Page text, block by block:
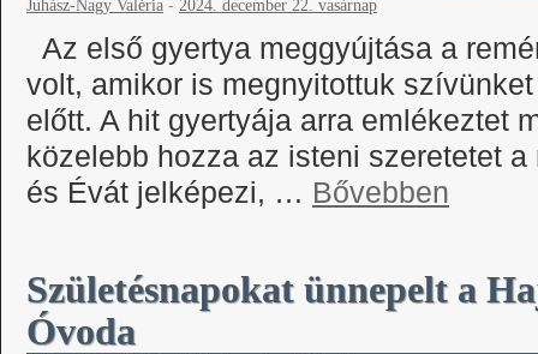
Juhász-Nagy Valéria - 2024. december 22. vasárnap
Az első gyertya meggyújtása a
volt, amikor is megnyitottuk
előtt. A hit gyertyája arra emlékeztet
közelebb hozza az isteni szeretetet
és Évát jelképezi, … Bővebben
Születésnapokat ünnepelt a
Óvoda